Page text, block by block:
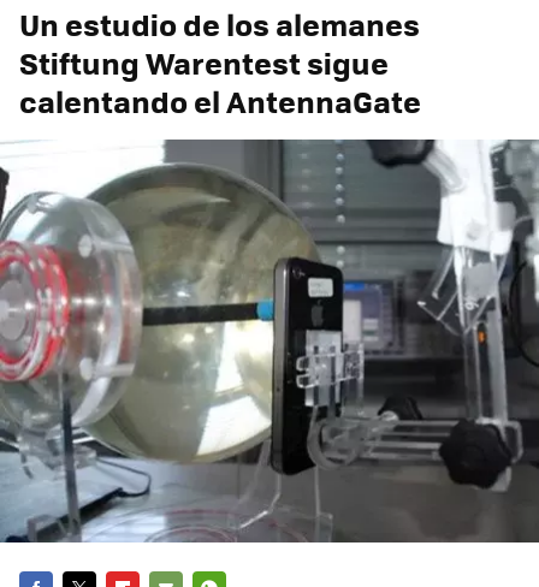
Un estudio de los alemanes
Stiftung Warentest sigue
calentando el AntennaGate